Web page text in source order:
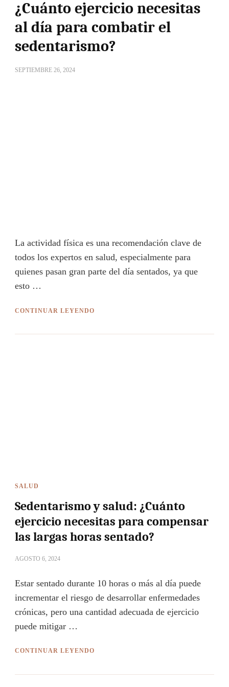
¿Cuánto ejercicio necesitas
al día para combatir el
sedentarismo?
SEPTIEMBRE 26, 2024
La actividad física es una recomendación clave de
todos los expertos en salud, especialmente para
quienes pasan gran parte del día sentados, ya que
esto …
CONTINUAR LEYENDO
SALUD
Sedentarismo y salud: ¿Cuánto
ejercicio necesitas para compensar
las largas horas sentado?
AGOSTO 6, 2024
Estar sentado durante 10 horas o más al día puede
incrementar el riesgo de desarrollar enfermedades
crónicas, pero una cantidad adecuada de ejercicio
puede mitigar …
CONTINUAR LEYENDO